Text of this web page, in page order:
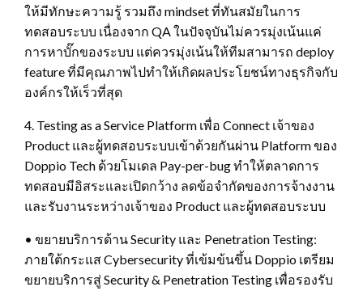
ให้มีทักษะความรู้ รวมถึง mindset ที่ทันสมัยในการ
ทดสอบระบบ เนื่องจาก QA ในปัจจุบันไม่ควรมุ่งเน้นแค่
การหาบั๊กของระบบ แต่ควรมุ่งเน้นให้ทีมสามารถ deploy
feature ที่มีคุณภาพไปทำให้เกิดผลประโยชน์ทางธุรกิจกับ
องค์กรให้เร็วที่สุด
4. Testing as a Service Platform เพื่อ Connect เจ้าของ
Product และผู้ทดสอบระบบเข้าด้วยกันผ่าน Platform ของ
Doppio Tech ด้วยโมเดล Pay-per-bug ทำให้ตลาดการ
ทดสอบมีอิสระและเปิดกว้าง ลดข้อจำกัดของการจ้างงาน
และรับงานระหว่างเจ้าของ Product และผู้ทดสอบระบบ
• ขยายบริการด้าน Security และ Penetration Testing:
ภายใต้กระแส Cybersecurity ที่เข้มข้นขึ้น Doppio เตรียม
ขยายบริการสู่ Security & Penetration Testing เพื่อรองรับ